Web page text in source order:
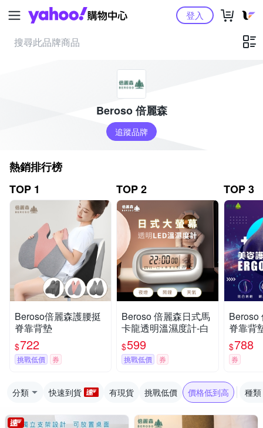
Yahoo購物中心登入
Beroso 倍麗森
追蹤品牌
熱銷排行榜
TOP 1
Beroso倍麗森護腰挺
脊靠背墊
$722
挑戰低價 券
TOP 2
Beroso 倍麗森日式馬
卡龍透明溫濕度計-白
$599
挑戰低價 券
TOP 3
Beroso
脊靠背
靠背
墊
$788
券
分類 快速到貨 有現貨 挑戰低價 價格低到高 種類